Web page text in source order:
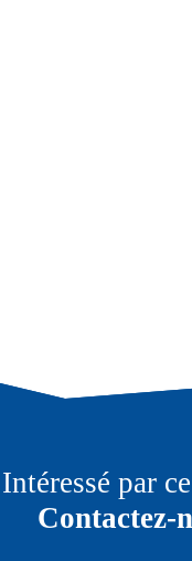
Intéressé par
Contactez-